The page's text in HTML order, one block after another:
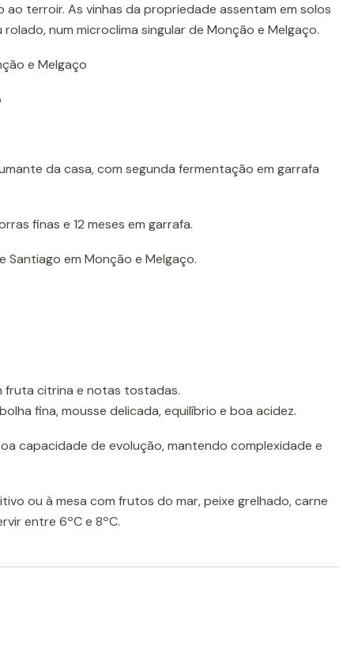
terroir. As vinhas da propriedade assentam em solos
num microclima singular de Monção e Melgaço.
e Melgaço
da casa, com segunda fermentação em garrafa
finas e 12 meses em garrafa.
Santiago em Monção e Melgaço.
fruta citrina e notas tostadas.
fina, mousse delicada, equilíbrio e boa acidez.
capacidade de evolução, mantendo complexidade e
ou à mesa com frutos do mar, peixe grelhado, carne
entre 6ºC e 8ºC.